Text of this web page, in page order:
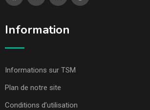
Information
Informations sur TSM
Plan de notre site
Conditions d’utilisation